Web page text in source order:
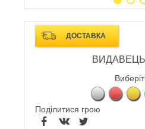
ДОСТАВКА
Поділитися грою